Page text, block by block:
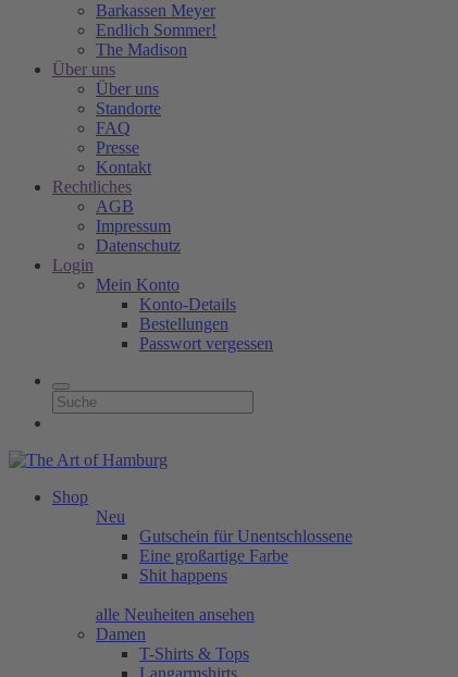
Barkassen Meyer
Endlich Sommer!
The Madison
Über uns
Über uns
Standorte
FAQ
Presse
Kontakt
Rechtliches
AGB
Impressum
Datenschutz
Login
Mein Konto
Konto-Details
Bestellungen
Passwort vergessen
Shop
Neu
Gutschein für Unentschlossene
Eine großartige Farbe
Shit happens
alle Neuheiten ansehen
Damen
T-Shirts & Tops
Langarmshirts